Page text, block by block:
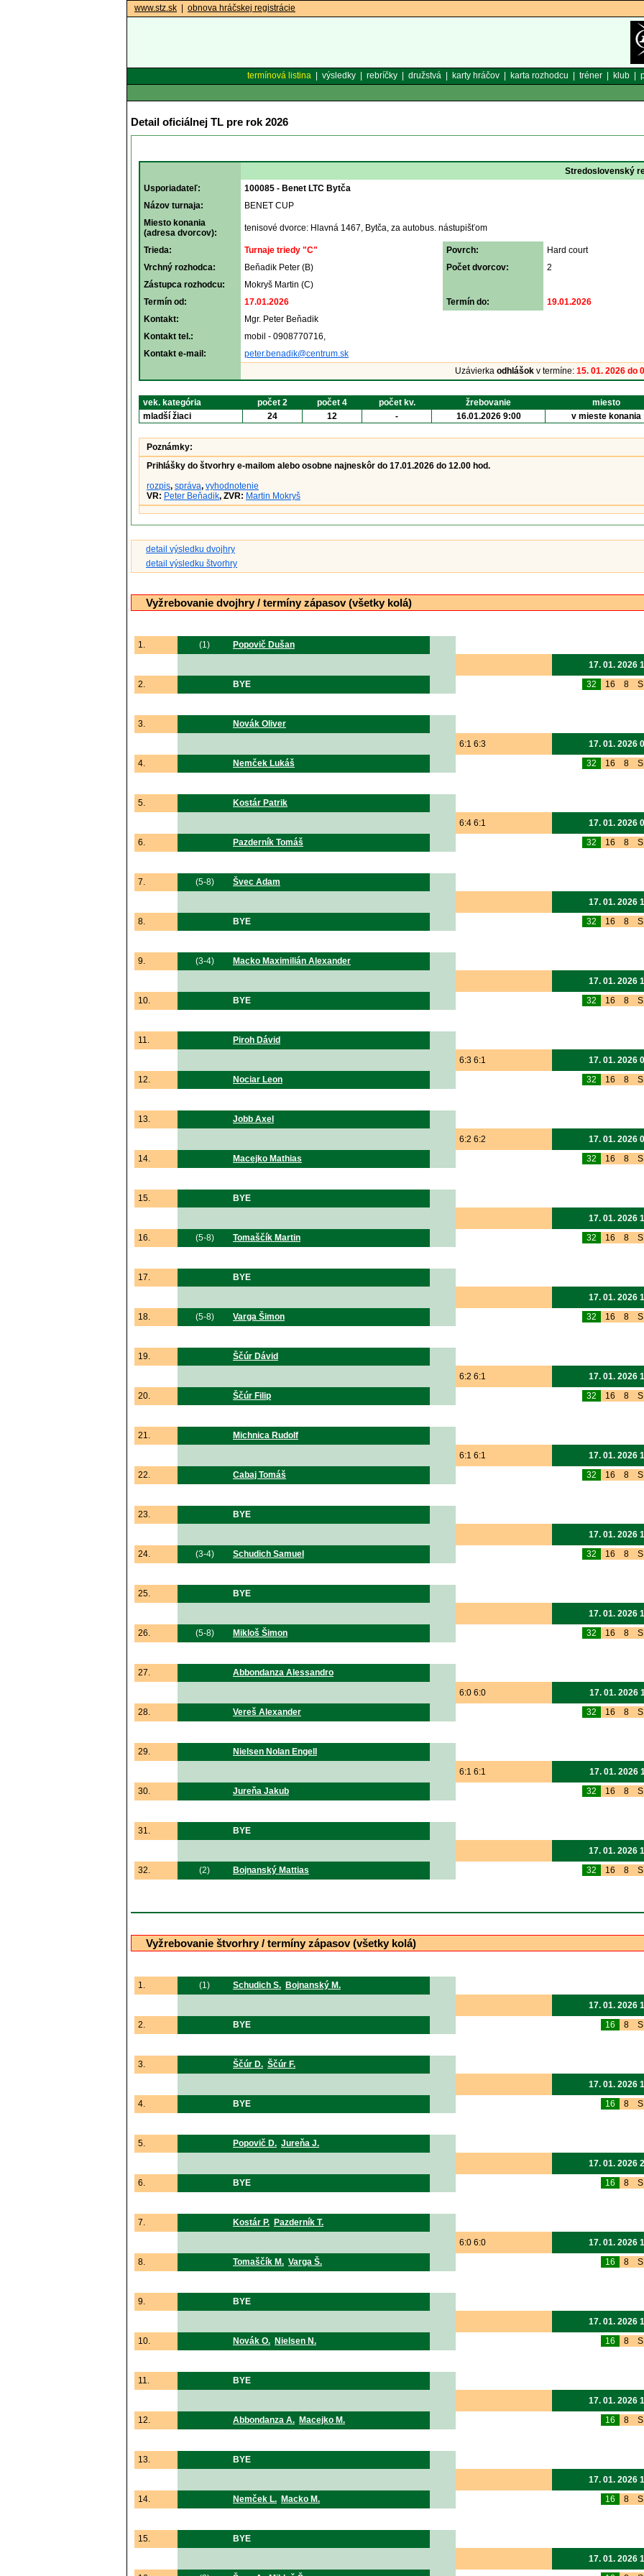
www.stz.sk obnova hráčskej registrácie
termínová listina| výsledky| rebríčky| družstvá| karty hráčov| karta rozhodcu tréner| klub|
Detail oficiálnej TL pre rok 2026
Stredoslovenský
Usporiadateľ:
100085 - Benet LTC Bytča
Názov turnaja:
BENET CUP
Miesto konania
(adresa dvorcov):
tenisové dvorce: Hlavná 1467, Bytča, za autobus. nástupišťom
Trieda: Turnaje triedy "C" Povrch:
Hard court
Vrchný rozhodca:
Beňadik Peter (B) Počet dvorcov:
2
Zástupca rozhodcu:
Mokryš Martin (C)
Termín od:
17.01.2026 Termín do:
19.01.2026
Kontakt:
Mgr. Peter Beňadik
Kontakt tel.:
mobil - 0908770716,
Kontakt e-mail:
peter.benadik@centrum.sk
Uzávierka odhlášok v termíne: 15. 01. 2026 do
vek. kategória počet 2 počet 4 počet kv. žrebovanie
miesto
mladší žiaci
24 12 - 16.01.2026 9:00 v mieste konania
Poznámky:
Prihlášky do štvorhry e-mailom alebo osobne najneskôr do 17.01.2026 do 12.00 hod.
rozpis, správa, vyhodnotenie
VR: Peter Beňadik, ZVR: Martin Mokryš
detail výsledku dvojhry
detail výsledku štvorhry
Vyžrebovanie dvojhry / termíny zápasov (všetky kolá)
1. (1)
Popovič Dušan
17. 01. 2026
2.
BYE 32 16 8
3.
Novák Oliver
6:1 6:3
17. 01. 2026
4.
Nemček Lukáš 32 16 8
5.
Kostár Patrik
6:4 6:1
17. 01. 2026
6.
Pazderník Tomáš 32 16 8
7. (5-8)
Švec Adam
17. 01. 2026
8.
BYE 32 16 8
9. (3-4)
Macko Maximilián Alexander
17. 01. 2026
10.
BYE 32 16 8
11.
Piroh Dávid
6:3 6:1
17. 01. 2026
12.
Nociar Leon 32 16 8
13.
Jobb Axel
6:2 6:2
17. 01. 2026
14.
Macejko Mathias 32 16 8
15.
BYE
17. 01. 2026
16.
(5-8) Tomaščík Martin 32 16 8
17.
BYE
17. 01. 2026
18.
(5-8) Varga Šimon 32 16 8
19.
Ščúr Dávid
6:2 6:1
17. 01. 2026
20.
Ščúr Filip 32 16 8
21.
Michnica Rudolf
6:1 6:1
17. 01. 2026
22.
Cabaj Tomáš 32 16 8
23.
BYE
17. 01. 2026
24.
(3-4) Schudich Samuel 32 16 8
25.
BYE
17. 01. 2026
26.
(5-8) Mikloš Šimon 32 16 8
27.
Abbondanza Alessandro
6:0 6:0
17. 01. 2026
28.
Vereš Alexander 32 16 8
29.
Nielsen Nolan Engell
6:1 6:1
17. 01. 2026
30.
Jureňa Jakub 32 16 8
31.
BYE
17. 01. 2026
32.
(2) Bojnanský Mattias 32 16 8
Vyžrebovanie štvorhry / termíny zápasov (všetky kolá)
1. (1) Schudich S. Bojnanský M.
17. 01. 2026
2.
BYE 16 8
3. Ščúr D. Ščúr F.
17. 01. 2026
4.
BYE 16 8
5. Popovič D. Jureňa J.
17. 01. 2026
6.
BYE 16 8
7. Kostár P. Pazderník T.
6:0 6:0
17. 01. 2026
8.
Tomaščík M. Varga Š. 16 8
9.
BYE
17. 01. 2026
10.
Novák O. Nielsen N. 16 8
11.
BYE
17. 01. 2026
12.
Abbondanza A. Macejko M. 16 8
13.
BYE
17. 01. 2026
14.
Nemček L. Macko M. 16 8
15.
BYE
17. 01. 2026